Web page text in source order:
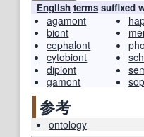
English termssuffixed
agamont
biont
cephalont
cytobiont
diplont
gamont
参考
ontology